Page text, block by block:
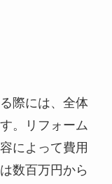
際には、全体
。リフォーム
によって費用
数百万円から